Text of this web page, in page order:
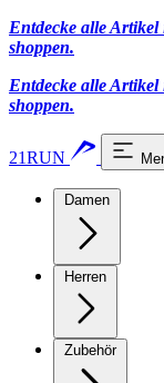
Entdecke alle Artikel
shoppen.
Entdecke alle Artikel
shoppen.
21RUN
Damen
Herren
Zubehör